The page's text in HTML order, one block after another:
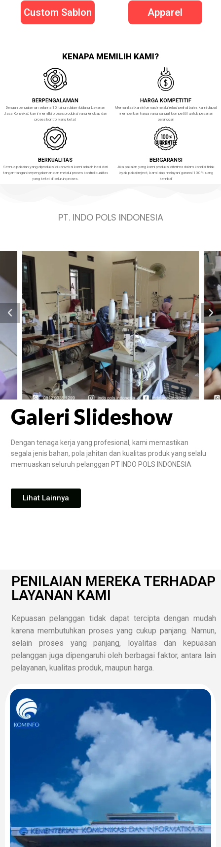
Custom Sablon Apparel
KENAPA MEMILIH KAMI?
BERPENGALAMAN
Dengan pengalaman selama 10 tahun dalam bidang Layanan
Jasa Konveksi, kami memiliki proses produksi yang lengkap dan
proses kontrol yang ketat
HARGA KOMPETITIF
Memanfaatkan informasi melalui relasi perihal bahn, kami dapat
memberikan harga yang sangat kompetitif untuk pesanan
pelanggan
BERKUALITAS
Semua pakaian yang diproduksi di konveksi kami adalah hasil dari
tangan-tangan berpengalaman dan melalui proses kontrol kualitas
yang ketat di seluruh proses.
BERGARANSI
Jika pakaian yang kami produksi diterima dalam kondisi tidak
layak pakai/reject, kami siap melayani garansi 100% uang
kembali
PT. INDO POLS INDONESIA
Galeri Slideshow
Dengan tenaga kerja yang profesional, kami memastikan
segala jenis bahan, pola jahitan dan kualitas produk yang selalu
memuaskan seluruh pelanggan PT INDO POLS INDONESIA
Lihat Lainnya
PENILAIAN MEREKA TERHADAP
LAYANAN KAMI
Kepuasan pelanggan tidak dapat tercipta dengan mudah
karena membutuhkan proses yang cukup panjang. Namun,
selain proses yang panjang, loyalitas dan kepuasan
pelanggan juga dipengaruhi oleh berbagai faktor, antara lain
pelayanan, kualitas produk, maupun harga.